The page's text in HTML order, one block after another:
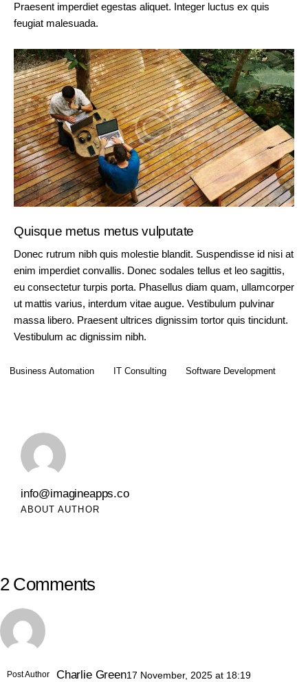
Praesent imperdiet egestas aliquet. Integer luctus ex quis
feugiat malesuada.
Quisque metus metus vulputate
Donec rutrum nibh quis molestie blandit. Suspendisse id nisi at
enim imperdiet convallis. Donec sodales tellus et leo sagittis,
eu consectetur turpis porta. Phasellus diam quam, ullamcorper
ut mattis varius, interdum vitae augue. Vestibulum pulvinar
massa libero. Praesent ultrices dignissim tortor quis tincidunt.
Vestibulum ac dignissim nibh.
Business Automation IT Consulting Software Development
info@imagineapps.co
ABOUT AUTHOR
2 Comments
Post Author Charlie Green17 November, 2025 at 18:19